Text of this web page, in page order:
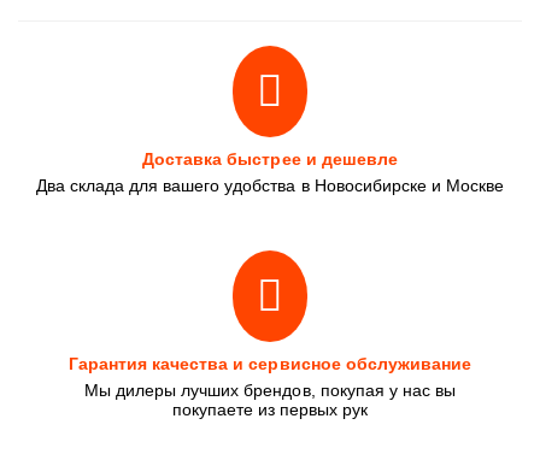
Доставка быстрее и дешевле
Два склада для вашего удобства в Новосибирске и Москве
Гарантия качества и сервисное обслуживание
Мы дилеры лучших брендов, покупая у нас вы
покупаете из первых рук